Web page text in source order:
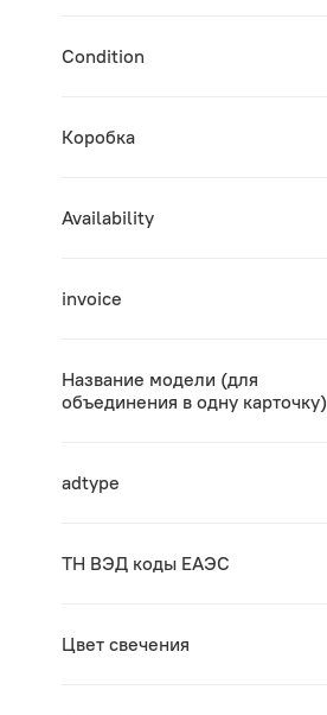
Condition
Коробка
Availability
invoice
Название модели (для
объединения в одну карточку)
adtype
ТН ВЭД коды ЕАЭС
Цвет свечения